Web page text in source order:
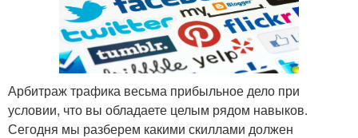
Арбитраж трафика весьма прибыльное дело при
условии, что вы обладаете целым рядом навыков.
Сегодня мы разберем какими скиллами должен